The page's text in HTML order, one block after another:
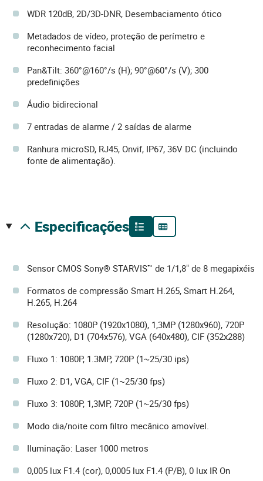
WDR 120dB, 2D/3D-DNR, Desembaciamento ótico
Metadados de vídeo, proteção de perímetro e
reconhecimento facial
Pan&Tilt: 360°@160°/s (H); 90°@60°/s (V); 300
predefinições
Áudio bidirecional
7 entradas de alarme / 2 saídas de alarme
Ranhura microSD, RJ45, Onvif, IP67, 36V DC (incluindo
fonte de alimentação).
especificações
Sensor CMOS Sony® STARVIS™ de 1/1,8" de 8 megapixéis
Formatos de compressão Smart H.265, Smart H.264,
H.265, H.264
Resolução: 1080P (1920x1080), 1,3MP (1280x960), 720P
(1280x720), D1 (704x576), VGA (640x480), CIF (352x288)
Fluxo 1: 1080P, 1.3MP, 720P (1~25/30 ips)
Fluxo 2: D1, VGA, CIF (1~25/30 fps)
Fluxo 3: 1080P, 1,3MP, 720P (1~25/30 fps)
Modo dia/noite com filtro mecânico amovível.
Iluminação: Laser 1000 metros
0,005 lux F1.4 (cor), 0,0005 lux F1.4 (P/B), 0 lux IR On